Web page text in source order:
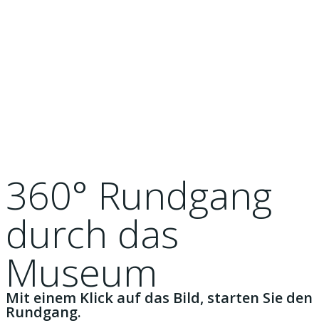
360° Rundgang
durch das
Museum
Mit einem Klick auf das Bild, starten Sie den
Rundgang.